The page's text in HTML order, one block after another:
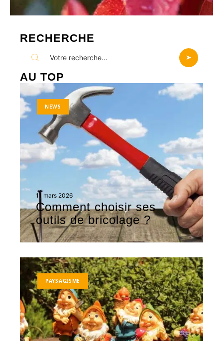
RECHERCHE
AU TOP
NEWS
11 mars 2026
Comment choisir ses
outils de bricolage ?
PAYSAGISME